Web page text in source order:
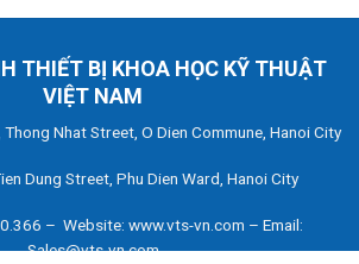
THIẾT BỊ KHOA HỌC KỸ THUẬT
VIỆT NAM
Nhat Street, O Dien Commune, Hanoi City
Dung Street, Phu Dien Ward, Hanoi City
– Website: www.vts-vn.com – Email:
Sales@vts-vn.com